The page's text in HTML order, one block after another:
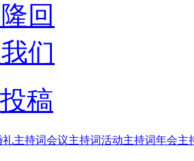
回
们
稿
礼主持词会议主持词活动主持词年会主